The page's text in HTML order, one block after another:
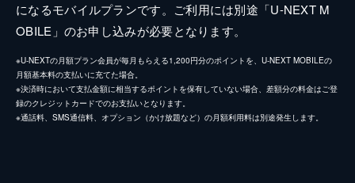
になるモバイルプランです。ご利用には別途「U-NEXT M
OBILE」のお申し込みが必要となります。
※U-NEXTの月額プラン会員が毎月もらえる1,200円分のポイントを、U-NEXT MOBILEの
月額基本料の支払いに充てた場合。
※決済時において支払金額に相当するポイントを保有していない場合、差額分の料金はご登
録のクレジットカードでのお支払いとなります。
※通話料、SMS通信料、オプション（かけ放題など）の月額利用料は別途発生します。